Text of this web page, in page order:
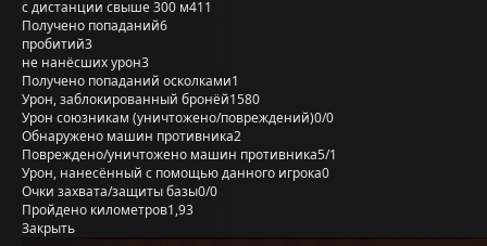
с дистанции свыше 300 м411
Получено попаданий6
пробитий3
не нанёсших урон3
Получено попаданий осколками1
Урон, заблокированный бронёй1580
Урон союзникам (уничтожено/повреждений)0/0
Обнаружено машин противника2
Повреждено/уничтожено машин противника5/1
Урон, нанесённый с помощью данного игрока0
Очки захвата/защиты базы0/0
Пройдено километров1,93
Закрыть